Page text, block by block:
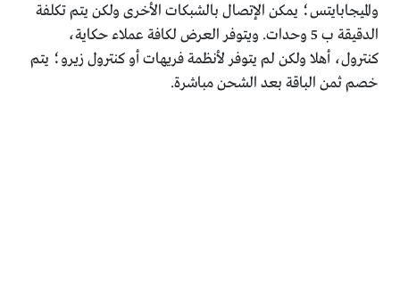
والميجابايتس؛ يمكن الإتصال بالشبكات الأخرى ولكن يتم تكلفة
الدقيقة ب 5 وحدات. ويتوفر العرض لكافة عملاء حكاية،
كنترول، أهلا ولكن لم يتوفر لأنظمة فريهات أو كنترول زيرو؛ يتم
خصم ثمن الباقة بعد الشحن مباشرة.